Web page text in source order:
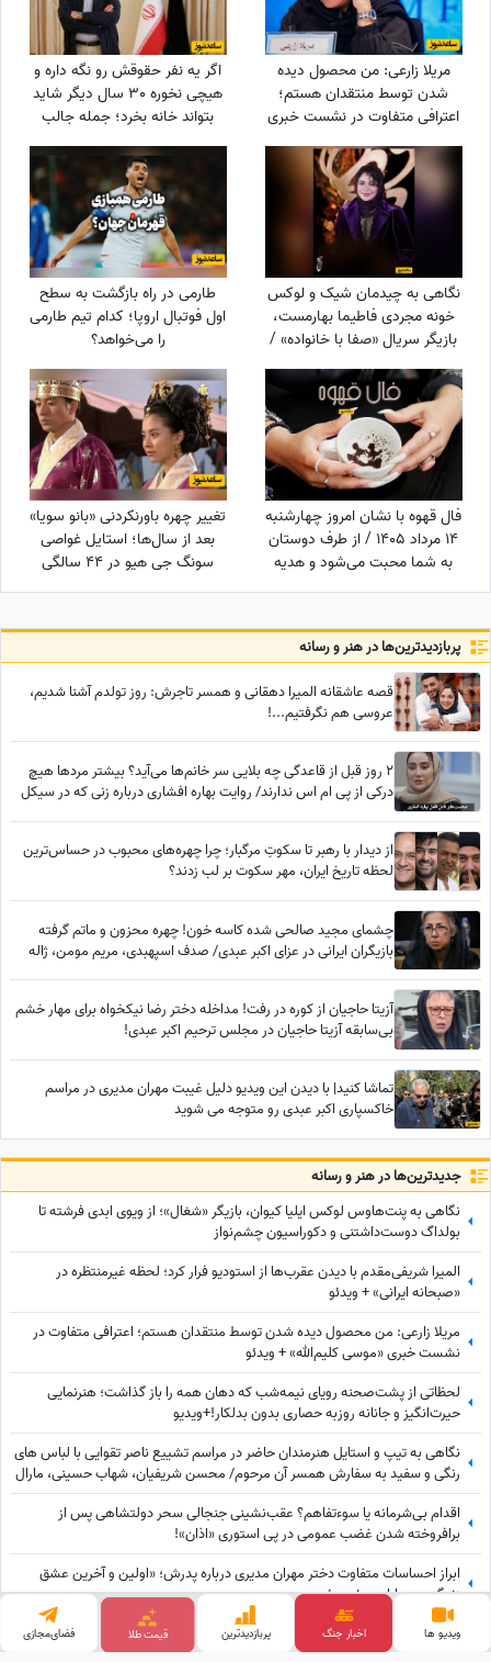
مریلا زارعی: من محصول دیده
شدن توسط منتقدان هستم؛
اعترافی متفاوت در نشست خبری
«موسی کلیم‌الله» + ویدئو
اگر یه نفر حقوقش رو نگه داره و
هیچی نخوره 30 سال دیگر شاید
بتواند خانه بخرد؛ جمله جالب
پزشکیان که بار دیگر دست به
دست می‌شود
نگاهی به چیدمان شیک و لوکس
خونه مجردی فاطیما بهارمست،
بازیگر سریال «صفا با خانواده» /
از مبلمان کلاسیک و پرده‌های
اعیانی تا کتاب‌خونه و ...
طارمی در راه بازگشت به سطح
اول فوتبال اروپا؛ کدام تیم طارمی
را می‌خواهد؟
فال قهوه با نشان امروز چهارشنبه
14 مرداد 1405 / از طرف دوستان
به شما محبت می‌شود و هدیه
گرانبهایی دریافت خواهید کرد
تغییر چهره باورنکردنی «بانو سویا»
بعد از سال‌ها؛ استایل غواصی
سونگ جی هیو در 44 سالگی
سوژه شد
پربازدید‌ترین‌ها در هنر و رسانه
قصه عاشقانه المیرا دهقانی و همسر تاجرش: روز تولدم آشنا شدیم،
عروسی هم نگرفتیم...!
2 روز قبل از قاعدگی چه بلایی سر خانم‌ها می‌آید؟ بیشتر مردها هیچ
درکی از پی ام اس ندارند/ روایت بهاره افشاری درباره زنی که در سیکل
از دیدار با رهبر تا سکوتِ مرگبار؛ چرا چهره‌های محبوب در حساس‌ترین
لحظه تاریخ ایران، مهر سکوت بر لب زدند؟
چشمای مجید صالحی شده کاسه خون! چهره محزون و ماتم گرفته
بازیگران ایرانی در عزای اکبر عبدی/ صدف اسپهبدی، مریم مومن، ژاله
آزیتا حاجیان از کوره در رفت! مداخله دختر رضا نیکخواه برای مهار خشم
بی‌سابقه آزیتا حاجیان در مجلس ترحیم اکبر عبدی!
تماشا کنید| با دیدن این ویدیو دلیل غیبت مهران مدیری در مراسم
خاکسپاری اکبر عبدی رو متوجه می شوید
جدید‌ترین‌ها در هنر و رسانه
نگاهی به پنت‌هاوس لوکس ایلیا کیوان، بازیگر «شغال»؛ از ویوی ابدی فرشته تا
بولداگ دوست‌داشتنی و دکوراسیون چشم‌نواز
المیرا شریفی‌مقدم با دیدن عقرب‌ها از استودیو فرار کرد؛ لحظه غیرمنتظره در
«صبحانه ایرانی» + ویدئو
مریلا زارعی: من محصول دیده شدن توسط منتقدان هستم؛ اعترافی متفاوت در
نشست خبری «موسی کلیم‌الله» + ویدئو
لحظاتی از پشت‌صحنه رویای نیمه‌شب که دهان همه را باز گذاشت؛ هنرنمایی
حیرت‌انگیز و جانانه روزبه حصاری بدون بدلکار!+ویدیو
نگاهی به تیپ و استایل هنرمندان حاضر در مراسم تشییع ناصر تقوایی با لباس های
رنگی و سفید به سفارش همسر آن مرحوم/ محسن شریفیان، شهاب حسینی، مارال
بنی آدم، ستاره اسکندری و...
اقدام بی‌شرمانه یا سوءتفاهم؟ عقب‌نشینی جنجالی سحر دولتشاهی پس از
برافروخته شدن غضب عمومی در پی استوری «اذان»!
ابراز احساسات متفاوت دختر مهران مدیری درباره پدرش؛ «اولین و آخرین عشق
زندگی من بابامه» + ویدئو
از عشق پنهان همایون شجریان تا مخالفت قاطعانه خسرو آواز ایران/ روایتی ناگفته از
رویایی که در سایه موسیقی ماند!
ویدیو ها اخبار جنگ پربازدید‌ترین قیمت طلا فضای‌مجازی